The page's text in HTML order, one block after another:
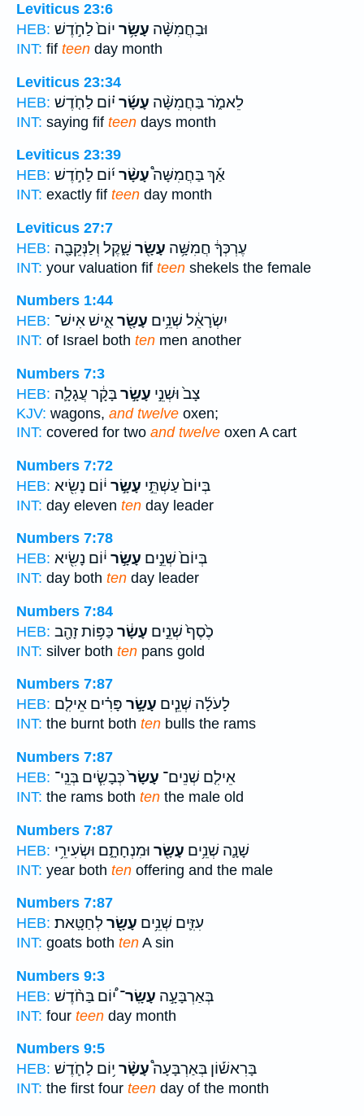
Leviticus 23:6
HEB:
וּבַחֲמִשָּׁ֨ה עָשָׂ֥ר יוֹם֙ לַחֹ֣דֶשׁ
INT: fif teen day month
Leviticus 23:34
HEB:
לֵאמֹ֑ר בַּחֲמִשָּׁ֨ה עָשָׂ֜רי֗וֹם לַחֹ֤דֶשׁ
INT: saying fif teen days month
Leviticus 23:39
HEB:
אַ֡ךְ בַּחֲמִשָּׁה֩עָשָׂ֨ר י֜וֹם לַחֹ֣דֶשׁ
INT: exactly fif teen day month
Leviticus 27:7
HEB:
עֶרְכְּךָ֔ חֲמִשָּׁ֥ה עָשָׂ֖ר שָׁ֑קֶל וְלַנְּקֵבָ֖ה
INT: your valuation fif teen shekels the female
Numbers 1:44
HEB:
יִשְׂרָאֵ֔ל שְׁנֵ֥ים עָשָׂ֖ראִ֑ישׁ אִישׁ־
INT: of Israel both ten men another
Numbers 7:3
HEB:
צָב֙ וּשְׁנֵ֣י עָשָׂ֣רבָּקָ֔ר עֲגָלָ֛ה
KJV: wagons, and twelve oxen;
INT: covered for two and twelve oxen A cart
Numbers 7:72
HEB:
בְּיוֹם֙ עַשְׁתֵּ֣י עָשָׂ֣ר י֔וֹם נָשִׂ֖יא
INT: day eleven ten day leader
Numbers 7:78
HEB:
בְּיוֹם֙ שְׁנֵ֣ים עָשָׂ֣ר י֔וֹם נָשִׂ֖יא
INT: day both ten day leader
Numbers 7:84
HEB:
כֶ֙סֶף֙ שְׁנֵ֣ים עָשָׂ֔ר כַּפּ֥וֹת זָהָ֖ב
INT: silver both ten pans gold
Numbers 7:87
HEB:
לָעֹלָ֜ה שְׁנֵ֧ים עָשָׂ֣ר פָּרִ֗ים אֵילִ֤ם
INT: the burnt both ten bulls the rams
Numbers 7:87
HEB:
אֵילִ֤ם שְׁנֵים־ עָשָׂר֙כְּבָשִׂ֧ים בְּנֵֽי־
INT: the rams both ten the male old
Numbers 7:87
HEB:
שָׁנָ֛ה שְׁנֵ֥ים עָשָׂ֖ר וּמִנְחָתָ֑ם וּשְׂעִירֵ֥י
INT: year both ten offering and the male
Numbers 7:87
HEB:
עִזִּ֛ים שְׁנֵ֥ים עָשָׂ֖רלְחַטָּֽאת׃
INT: goats both ten A sin
Numbers 9:3
HEB:
בְּאַרְבָּעָ֣ה עָשָֽׂר־י֠וֹם בַּחֹ֨דֶשׁ
INT: four teen day month
Numbers 9:5
HEB:
בָּרִאשׁ֡וֹן בְּאַרְבָּעָה֩עָשָׂ֨ר י֥וֹם לַחֹ֛דֶשׁ
INT: the first four teen day of the month